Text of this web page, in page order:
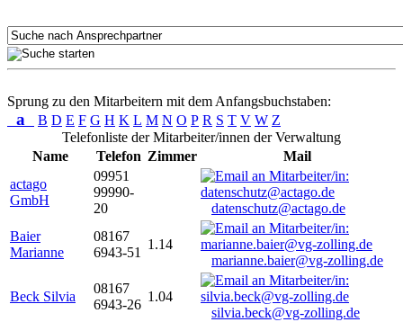
Sprung zu den Mitarbeitern mit dem Anfangsbuchstaben:
a B D E F G H K L M N O P R S T V W Z
Telefonliste der Mitarbeiter/innen der Verwaltung
Name
Telefon Zimmer
Mail
actago
GmbH
09951
99990-
20
datenschutz@actago.de
Baier
Marianne
08167
6943-51
1.14
marianne.baier@vg-zolling.de
Beck Silvia
08167
6943-26
1.04
silvia.beck@vg-zolling.de